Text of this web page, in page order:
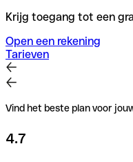
Krijg toegang tot een
Open een rekening
Tarieven
Vind het beste plan voor
4.7